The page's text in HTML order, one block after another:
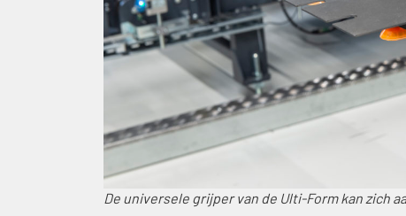
De universele grijper van de Ulti-Form kan zich